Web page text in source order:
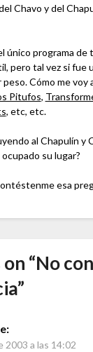
Chavo y del
único programa de
pero tal vez si fue
Cómo me voy
Pitufos,
, etc, etc.
al Chapulín y
su lugar?
esa
“No
”
2003 a las 14:02